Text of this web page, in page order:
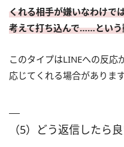
くれる相手が嫌いなわけで
考えて打ち込んで……とい
このタイプはLINEへの反応
応じてくれる場合があります
（5）どう返信したら